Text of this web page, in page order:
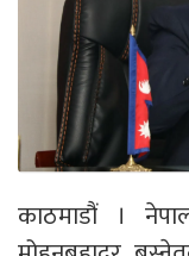
काठमाडौं ।